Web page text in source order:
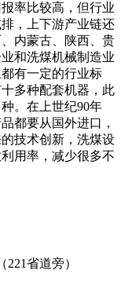
率比较高，但行业
，上下游产业链还
内蒙古、陕西、贵
和洗煤机械制造业
有一定的行业标
多种配套机器，此
。在上世纪90年
都要从国外进口，
技术创新，洗煤设
用率，减少很多不
省道旁）